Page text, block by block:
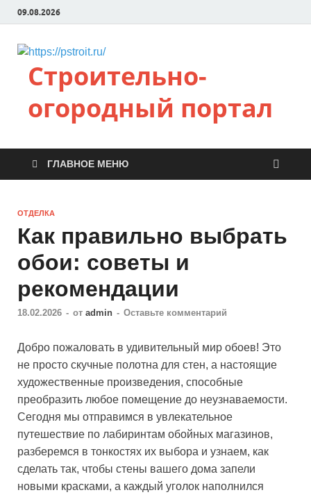
09.08.2026
Строительно-
огородный портал
ГЛАВНОЕ МЕНЮ
ОТДЕЛКА
Как правильно выбрать
обои: советы и
рекомендации
18.02.2026 - от admin - Оставьте комментарий
Добро пожаловать в удивительный мир обоев! Это
не просто скучные полотна для стен, а настоящие
художественные произведения, способные
преобразить любое помещение до неузнаваемости.
Сегодня мы отправимся в увлекательное
путешествие по лабиринтам обойных магазинов,
разберемся в тонкостях их выбора и узнаем, как
сделать так, чтобы стены вашего дома запели
новыми красками, а каждый уголок наполнился